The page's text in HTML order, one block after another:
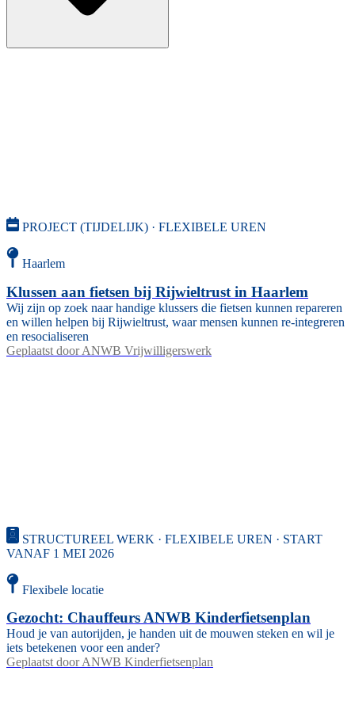
PROJECT (TIJDELIJK) · FLEXIBELE UREN
Haarlem
Klussen aan fietsen bij Rijwieltrust in Haarlem
Wij zijn op zoek naar handige klussers die fietsen kunnen repareren
en willen helpen bij Rijwieltrust, waar mensen kunnen re-integreren
en resocialiseren
Geplaatst door ANWB Vrijwilligerswerk
STRUCTUREEL WERK · FLEXIBELE UREN · START
VANAF 1 MEI 2026
Flexibele locatie
Gezocht: Chauffeurs ANWB Kinderfietsenplan
Houd je van autorijden, je handen uit de mouwen steken en wil je
iets betekenen voor een ander?
Geplaatst doorANWB Kinderfietsenplan